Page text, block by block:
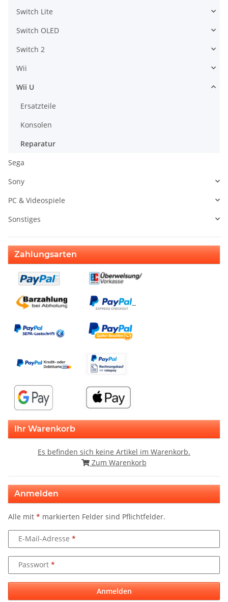
Switch Lite
Switch OLED
Switch 2
Wii
Wii U
Ersatzteile
Konsolen
Reparatur
Sega
Sony
PC & Videospiele
Sonstiges
Zahlungsarten
Ihr Warenkorb
Es befinden sich keine Artikel im Warenkorb.
Zum Warenkorb
Anmelden
Alle mit * markierten Felder sind Pflichtfelder.
E-Mail-Adresse
Passwort
Anmelden